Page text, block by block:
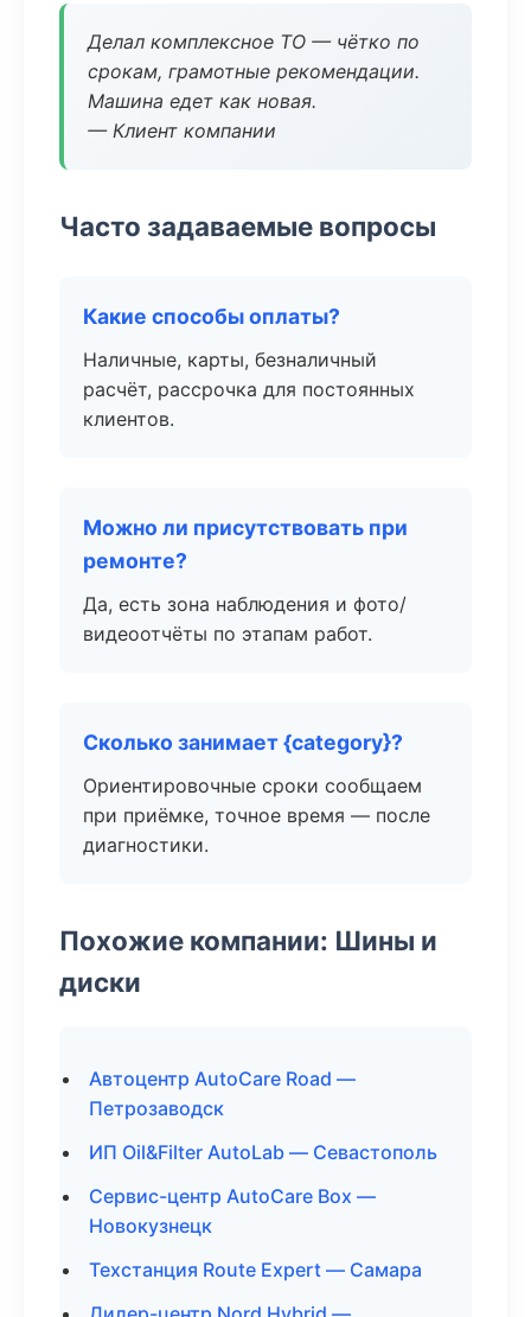
Делал комплексное ТО — чётко по
срокам, грамотные рекомендации.
Машина едет как новая.
— Клиент компании
Часто задаваемые вопросы
Какие способы оплаты?
Наличные, карты, безналичный
расчёт, рассрочка для постоянных
клиентов.
Можно ли присутствовать при
ремонте?
Да, есть зона наблюдения и фото/
видеоотчёты по этапам работ.
Сколько занимает {category}?
Ориентировочные сроки сообщаем
при приёмке, точное время — после
диагностики.
Похожие компании: Шины и
диски
Автоцентр AutoCare Road —
Петрозаводск
ИП Oil&Filter AutoLab — Севастополь
Сервис-центр AutoCare Box —
Новокузнецк
Техстанция Route Expert — Самара